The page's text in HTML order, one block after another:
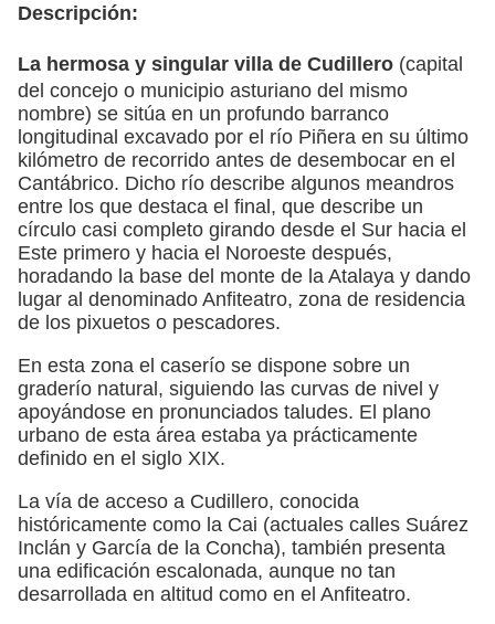
Descripción:
La hermosa y singular villa de Cudillero (capital
del concejo o municipio asturiano del mismo
nombre) se sitúa en un profundo barranco
longitudinal excavado por el río Piñera en su último
kilómetro de recorrido antes de desembocar en el
Cantábrico. Dicho río describe algunos meandros
entre los que destaca el final, que describe un
círculo casi completo girando desde el Sur hacia el
Este primero y hacia el Noroeste después,
horadando la base del monte de la Atalaya y dando
lugar al denominado Anfiteatro, zona de residencia
de los pixuetos o pescadores.
En esta zona el caserío se dispone sobre un
graderío natural, siguiendo las curvas de nivel y
apoyándose en pronunciados taludes. El plano
urbano de esta área estaba ya prácticamente
definido en el siglo XIX.
La vía de acceso a Cudillero, conocida
históricamente como la Cai (actuales calles Suárez
Inclán y García de la Concha), también presenta
una edificación escalonada, aunque no tan
desarrollada en altitud como en el Anfiteatro.